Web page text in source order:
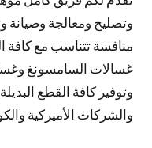
وتصليح ومعالجة وصيانة
منافسة تتناسب مع كافة
غسالات السامسونغ
وتوفير كافة القطع
والشركات الأميركية